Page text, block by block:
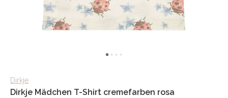
Dirkje
Dirkje Mädchen T-Shirt cremefarben rosa